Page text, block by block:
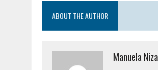
ABOUT THE AUTHOR
Manuela Niza